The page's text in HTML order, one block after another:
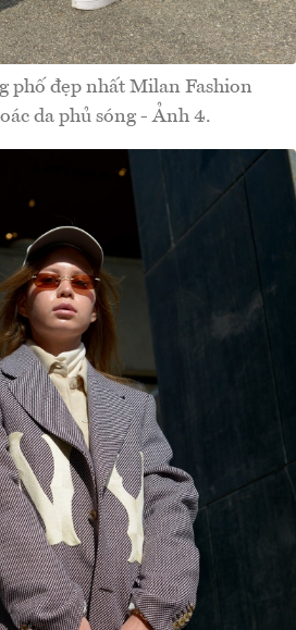
phố đẹp nhất Milan Fashion
da phủ sóng - Ảnh 4.